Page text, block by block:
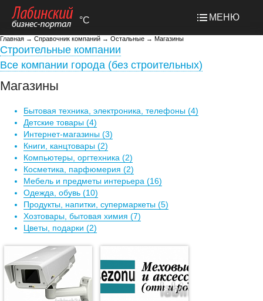
°C МЕНЮ
Главная → Справочник компаний → Остальные → Магазины
Строительные компании
Все компании города (без строительных)
Магазины
Бытовая техника, электроника, телефоны (4)
Детские товары (4)
Интернет-магазины (3)
Книги, канцтовары (2)
Компьютеры, оргтехника (2)
Косметика, парфюмерия (2)
Мебель и предметы интерьера (16)
Одежда, обувь (10)
Продукты, напитки, супермаркеты (5)
Хозтовары, бытовая химия (7)
Цветы, подарки (2)